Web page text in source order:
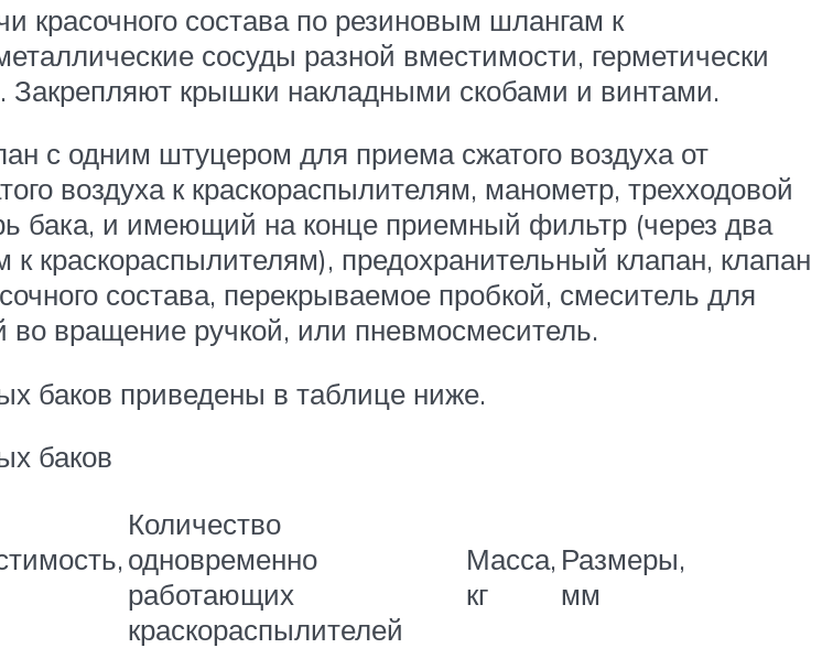
красочного состава по резиновым шлангам к
сосуды разной вместимости, герметически
крышки накладными скобами и винтами.
с одним штуцером для приема сжатого воздуха от
воздуха к краскораспылителям, манометр, трехходовой
бака, и имеющий на конце приемный фильтр (через два
к краскораспылителям), предохранительный клапан, клапан
состава, перекрываемое пробкой, смеситель для
вращение ручкой, или пневмосмеситель.
баков приведены в таблице ниже.
баков
Количество
одновременно
работающих
краскораспылителей
Масса,
кг
Размеры,
мм